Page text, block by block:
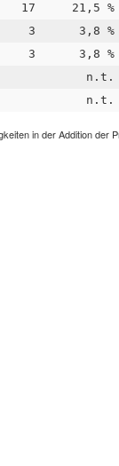
17 21,5 %
3 3,8 %
3 3,8 %
n.t.
n.t.
in der Addition der